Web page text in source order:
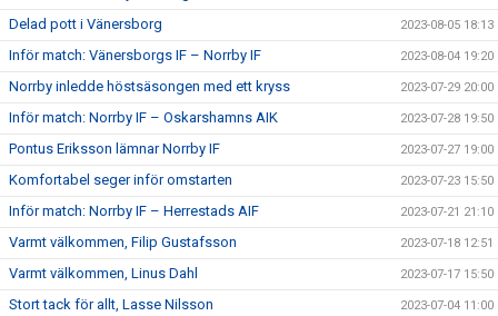
Delad pott i Vänersborg 2023-08-05 18:13
Inför match: Vänersborgs IF – Norrby IF 2023-08-04 19:20
Norrby inledde höstsäsongen med ett kryss 2023-07-29 20:00
Inför match: Norrby IF – Oskarshamns AIK 2023-07-28 19:50
Pontus Eriksson lämnar Norrby IF 2023-07-27 19:00
Komfortabel seger inför omstarten 2023-07-23 15:50
Inför match: Norrby IF – Herrestads AIF 2023-07-21 21:10
Varmt välkommen, Filip Gustafsson 2023-07-18 12:51
Varmt välkommen, Linus Dahl 2023-07-17 15:50
Stort tack för allt, Lasse Nilsson 2023-07-04 11:00